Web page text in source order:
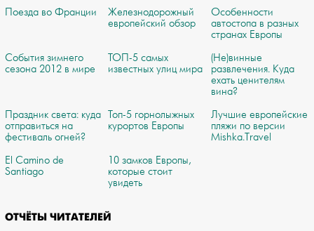
Поезда во Франции
Железнодорожный
европейский обзор
Особенности
автостопа в разных
странах Европы
События зимнего
сезона 2012 в мире
ТОП-5 самых
известных улиц мира
(Не)винные
развлечения. Куда
ехать ценителям
вина?
Праздник света: куда
отправиться на
фестиваль огней?
Топ-5 горнолыжных
курортов Европы
Лучшие европейские
пляжи по версии
Mishka.Travel
El Camino de
Santiago
10 замков Европы,
которые стоит
увидеть
ОТЧЁТЫ ЧИТАТЕЛЕЙ